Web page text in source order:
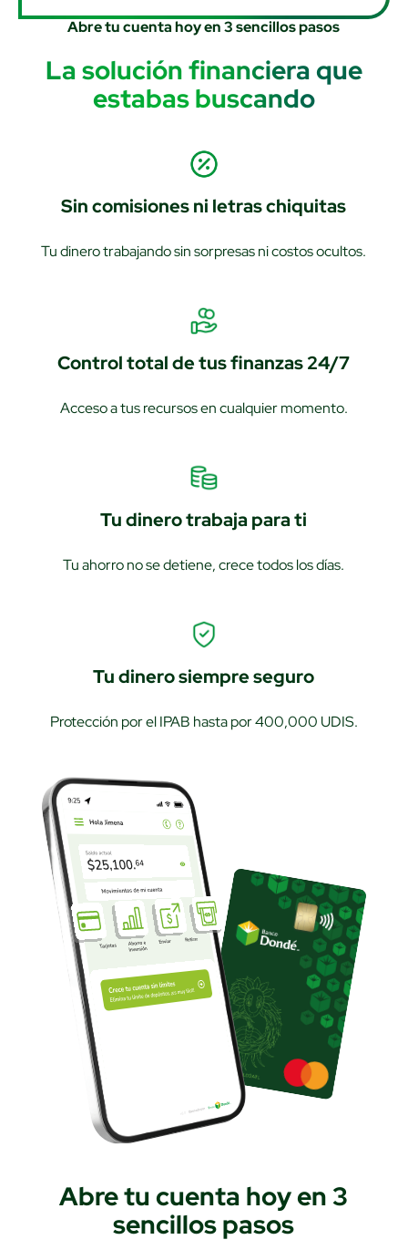
Abre tu cuenta hoy en 3 sencillos pasos
La solución financiera que
estabas buscando
Sin comisiones ni letras chiquitas
Tu dinero trabajando sin sorpresas ni costos ocultos.
Control total de tus finanzas 24/7
Acceso a tus recursos en cualquier momento.
Tu dinero trabaja para ti
Tu ahorro no se detiene, crece todos los días.
Tu dinero siempre seguro
Protección por el IPAB hasta por 400,000 UDIS.
Abre tu cuenta hoy en 3
sencillos pasos